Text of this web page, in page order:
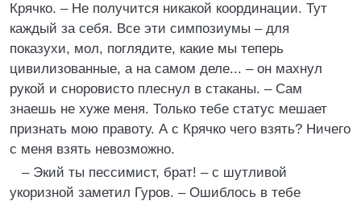
Крячко. – Не получится никакой координации. Тут
каждый за себя. Все эти симпозиумы – для
показухи, мол, поглядите, какие мы теперь
цивилизованные, а на самом деле... – он махнул
рукой и сноровисто плеснул в стаканы. – Сам
знаешь не хуже меня. Только тебе статус мешает
признать мою правоту. А с Крячко чего взять? Ничего
с меня взять невозможно.
– Экий ты пессимист, брат! – с шутливой
укоризной заметил Гуров. – Ошиблось в тебе